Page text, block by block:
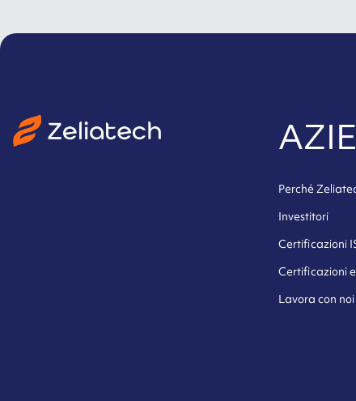
Perché
Investitori
Certificazioni
Certificazioni
Lavora con noi